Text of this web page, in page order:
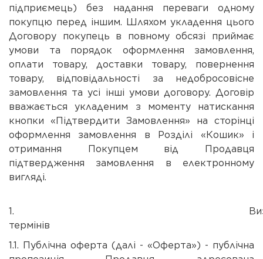
підприємець) без надання переваги одному
покупцю перед іншим. Шляхом укладення цього
Договору покупець в повному обсязі приймає
умови та порядок оформлення замовлення,
оплати товару, доставки товару, повернення
товару, відповідальності за недобросовісне
замовлення та усі інші умови договору. Договір
вважається укладеним з моменту натискання
кнопки «Підтвердити Замовлення» на сторінці
оформлення замовлення в Розділі «Кошик» і
отримання Покупцем від Продавця
підтвердження замовлення в електронному
вигляді.
1.
термінів
1.1. Публічна оферта (далі - «Оферта») - публічна